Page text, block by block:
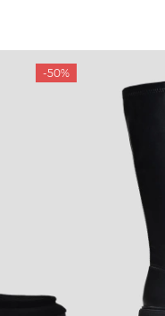
-50%
Особистий кабінет
Мої перегляди